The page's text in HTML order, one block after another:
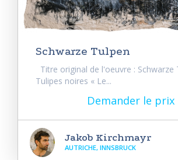
Schwarze Tulpen
Titre original de l'oeuvre : Schwarze
Tulipes noires « Le...
Demander le prix
Jakob Kirchmayr
AUTRICHE, INNSBRUCK